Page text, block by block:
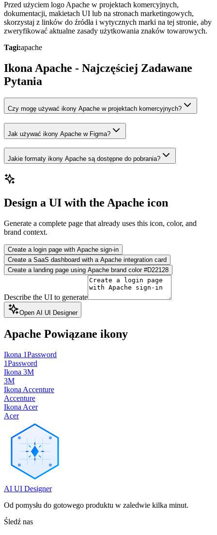
Przed użyciem logo Apache w projektach komercyjnych,
dokumentacji, makietach UI lub na stronach marketingowych,
skorzystaj z linków do źródła i wytycznych marki na tej stronie, aby
zweryfikować aktualne zasady użytkowania znaków towarowych.
Tagi:apache
Ikona Apache - Najczęściej Zadawane
Pytania
Czy mogę używać ikony Apache w projektach komercyjnych?
Jak używać ikony Apache w Figma?
Jakie formaty ikony Apache są dostępne do pobrania?
Design a UI with the Apache icon
Generate a complete page that already uses this icon, color, and
brand context.
Create a login page with Apache sign-in
Create a SaaS dashboard with a Apache integration card
Create a landing page using Apache brand color #D22128
Describe the UI to generate
Open AI UI Designer
Apache Powiązane ikony
Ikona 1Password
1Password
Ikona 3M
3M
Ikona Accenture
Accenture
Ikona Acer
Acer
AI UI Designer
Od pomysłu do gotowego produktu w zaledwie kilka minut.
Śledź nas